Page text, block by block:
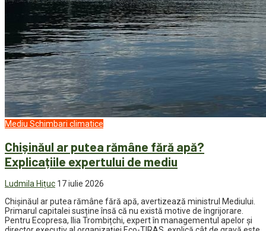
Mediu Schimbari climatice
Chișinăul ar putea rămâne fără apă?
Explicațiile expertului de mediu
Ludmila Hițuc 17 iulie 2026
Chișinăul ar putea rămâne fără apă, avertizează ministrul Mediului.
Primarul capitalei susține însă că nu există motive de îngrijorare.
Pentru Ecopresa, Ilia Trombițchi, expert în managementul apelor și